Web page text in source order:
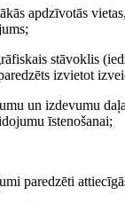
apdzīvotās
stāvoklis
izvietot
un izdevumu
īstenošanai;
paredzēti